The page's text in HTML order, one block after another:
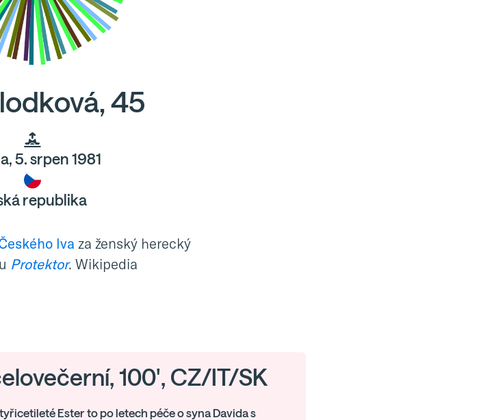
45
5. srpen 1981
republika
lva za ženský herecký
Protektor. Wikipedia
100', CZ/IT/SK
Ester to po letech péče o syna Davida s